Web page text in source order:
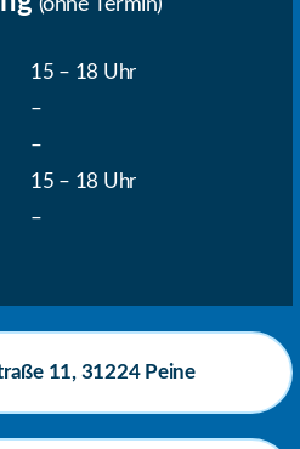
(ohne Termin)
15 – 18 Uhr
–
–
15 – 18 Uhr
–
11, 31224 Peine